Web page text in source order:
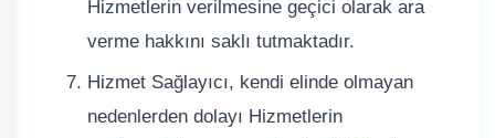
Hizmetlerin verilmesine geçici olarak ara
verme hakkını saklı tutmaktadır.
Hizmet Sağlayıcı, kendi elinde olmayan
nedenlerden dolayı Hizmetlerin